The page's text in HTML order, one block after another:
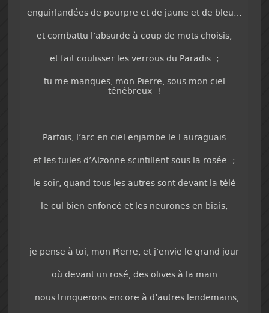
enguirlandées de pourpre et de jaune et de bleu…
et combattu l’absurde à coup de mots choisis,
et fait coulisser les verrous du Paradis ;
tu me manques, mon Pierre, sous mon ciel
ténébreux !
Parfois, l’arc en ciel enjambe le Lauraguais
et les tuiles d’Alzonne scintillent sous la rosée ;
le soir, quand tous les autres sont devant la télé
le cul bien enfoncé et les neurones en biais,
je pense à toi, mon Pierre, et j’envie le grand jour
où devant un rosé, des olives à la main
nous trinquerons encore à d’autres lendemains,